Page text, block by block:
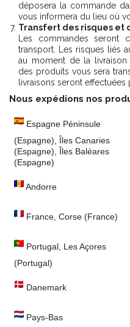
déposera la commande
vous informera du lieu où
Transfert des risques et
Les commandes seront
transport. Les risques liés
au moment de la
des produits vous sera
livraisons seront
Nous expédions nos
Espagne Péninsule
(Espagne), Îles Canaries
(Espagne), Îles Baléares
(Espagne)
Andorre
France, Corse (France)
Portugal, Les Açores
(Portugal)
Danemark
Pays-Bas